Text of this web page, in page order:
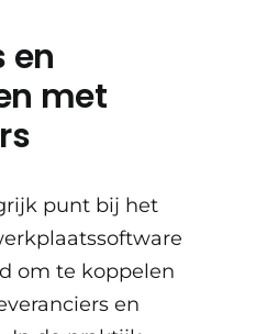
en
met
punt bij het
om te koppelen
en